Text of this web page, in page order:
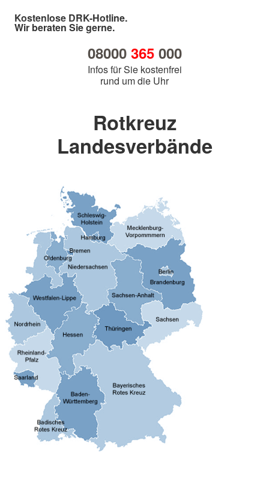
Kostenlose DRK-Hotline.
Wir beraten Sie gerne.
08000 365000
Infos für Sie kostenfrei
rund um die Uhr
Rotkreuz
Landesverbände